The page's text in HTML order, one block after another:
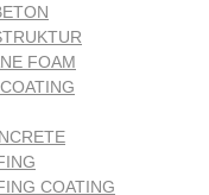
FOAM
COATING